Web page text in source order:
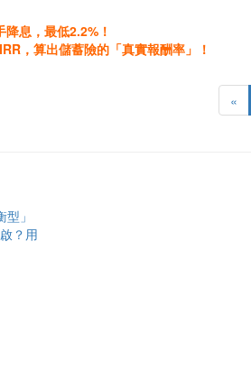
息，最低2.2%！
，算出儲蓄險的「真實報酬率」！
«
」
？用